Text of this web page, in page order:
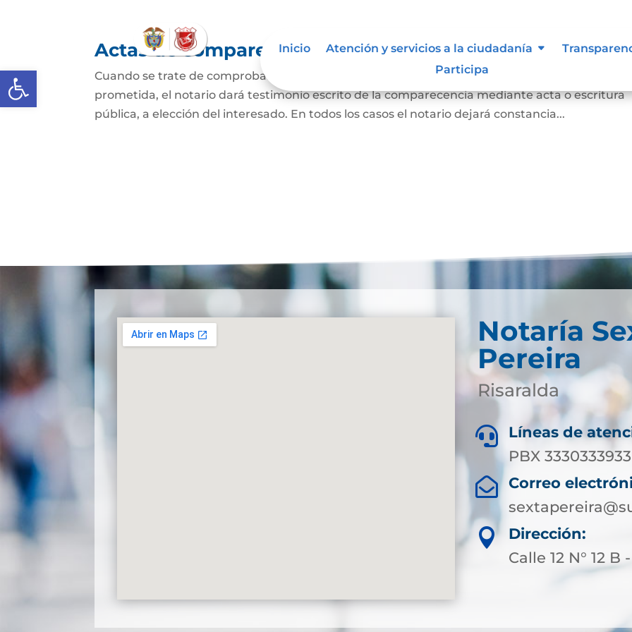
Abrir barra de herramientas
Inicio Atención y servicios a la ciudadanía
Participa
Actas de comparecencia para otorgar escritura pública
Cuando se trate de comprobar que una persona concurrió a la notaría a otorgar una escritura
prometida, el notario dará testimonio escrito de la comparecencia mediante acta o escritura
pública, a elección del interesado. En todos los casos el notario dejará constancia...
Notaría
Pereira
Risaralda

Líneas de
PBX

Correo

Dirección:
Calle 12 N° 12 B